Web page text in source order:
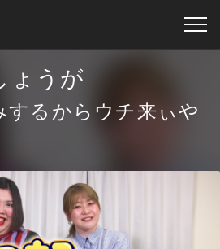
ょうが
するからウチ来ぃや